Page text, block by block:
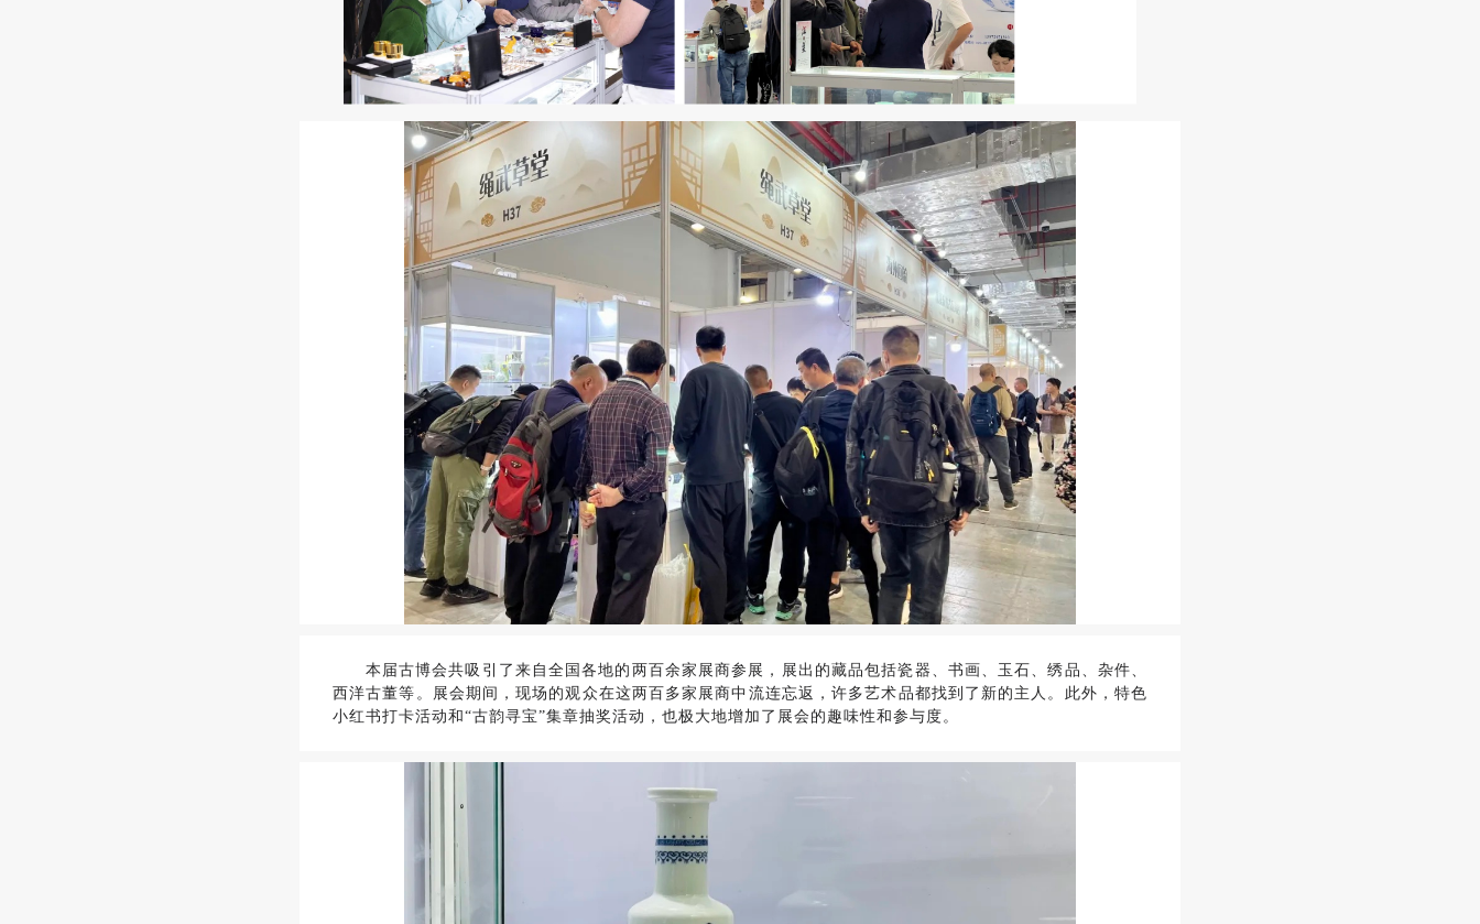
本届古博会共吸引了来自全国各地的两百余家展商参展，展出的藏品包括瓷器、书画、玉石、绣品、杂件、
西洋古董等。展会期间，现场的观众在这两百多家展商中流连忘返，许多艺术品都找到了新的主人。此外，特色
小红书打卡活动和“古韵寻宝”集章抽奖活动，也极大地增加了展会的趣味性和参与度。